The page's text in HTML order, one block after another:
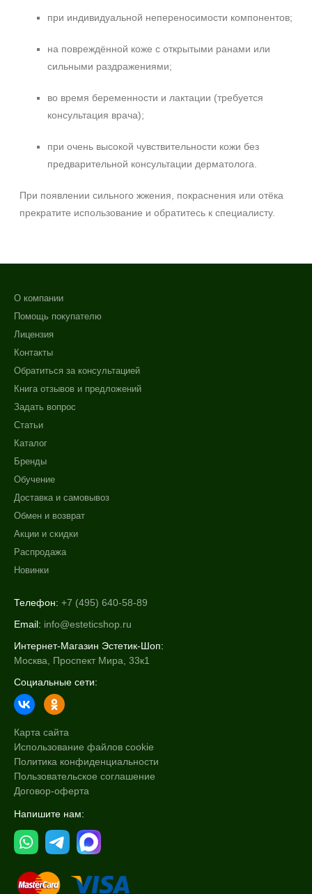
при индивидуальной непереносимости компонентов;
на повреждённой коже с открытыми ранами или
сильными раздражениями;
во время беременности и лактации (требуется
консультация врача);
при очень высокой чувствительности кожи без
предварительной консультации дерматолога.
При появлении сильного жжения, покраснения или отёка
прекратите использование и обратитесь к специалисту.
О компании
Помощь покупателю
Лицензия
Контакты
Обратиться за консультацией
Книга отзывов и предложений
Задать вопрос
Статьи
Каталог
Бренды
Обучение
Доставка и самовывоз
Обмен и возврат
Акции и скидки
Распродажа
Новинки
Телефон: +7 (495) 640-58-89
Email: info@esteticshop.ru
Интернет-Магазин Эстетик-Шоп:
Москва, Проспект Мира, 33к1
Социальные сети:
Карта сайта
Использование файлов cookie
Политика конфиденциальности
Пользовательское соглашение
Договор-оферта
Напишите нам: